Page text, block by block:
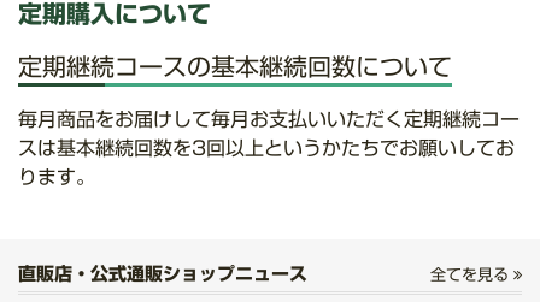
定期購入について
定期継続コースの基本継続回数について
毎月商品をお届けして毎月お支払いいただく定期継続コー
スは基本継続回数を3回以上というかたちでお願いしてお
ります。
直販店・公式通販ショップニュース 全てを見る